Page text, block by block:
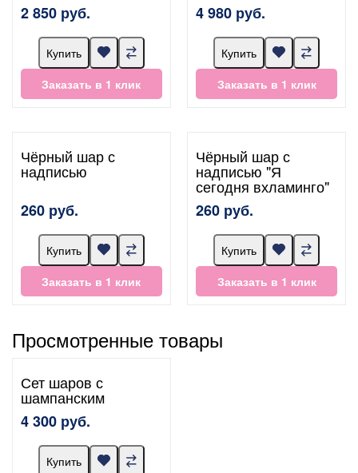
2 850 руб.
Купить
Заказать в 1 клик
4 980 руб.
Купить
Заказать в 1 клик
Чёрный шар с
надписью
260 руб.
Купить
Заказать в 1 клик
Чёрный шар с
надписью "Я
сегодня вхламинго"
260 руб.
Купить
Заказать в 1 клик
Просмотренные товары
Сет шаров с
шампанским
4 300 руб.
Купить